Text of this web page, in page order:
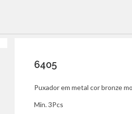
6405
Puxador em metal cor bronze
Min. 3Pcs